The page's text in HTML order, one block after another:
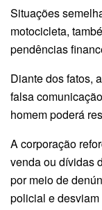
Situações
motocicleta,
pendências
Diante dos fatos,
falsa
homem poderá
A corporação
venda ou dívidas
por meio de
policial e